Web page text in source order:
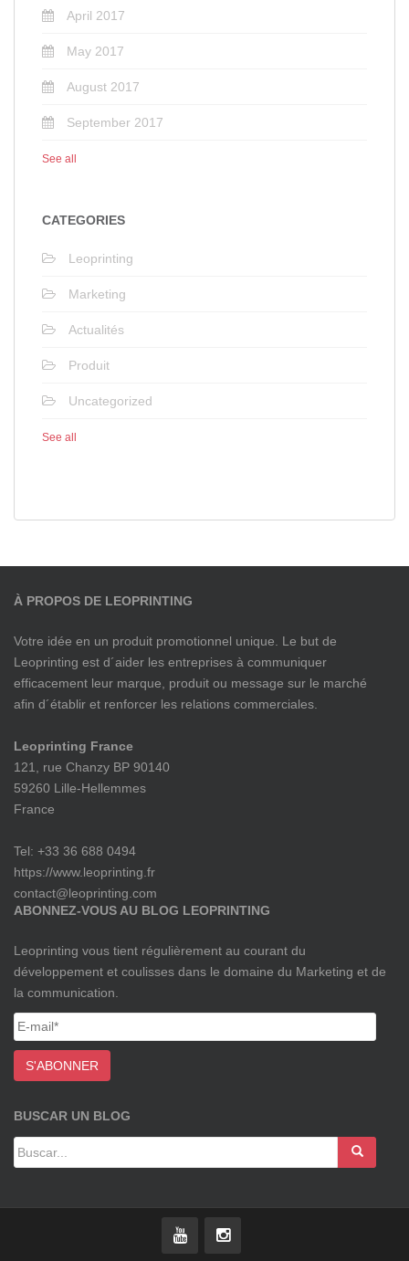
April 2017
May 2017
August 2017
September 2017
See all
CATEGORIES
Leoprinting
Marketing
Actualités
Produit
Uncategorized
See all
À PROPOS DE LEOPRINTING
Votre idée en un produit promotionnel unique. Le but de
Leoprinting est d´aider les entreprises à communiquer
efficacement leur marque, produit ou message sur le marché
afin d´établir et renforcer les relations commerciales.
Leoprinting France
121, rue Chanzy BP 90140
59260 Lille-Hellemmes
France
Tel: +33 36 688 0494
https://www.leoprinting.fr
contact@leoprinting.com
ABONNEZ-VOUS AU BLOG LEOPRINTING
Leoprinting vous tient régulièrement au courant du
développement et coulisses dans le domaine du Marketing et de
la communication.
BUSCAR UN BLOG